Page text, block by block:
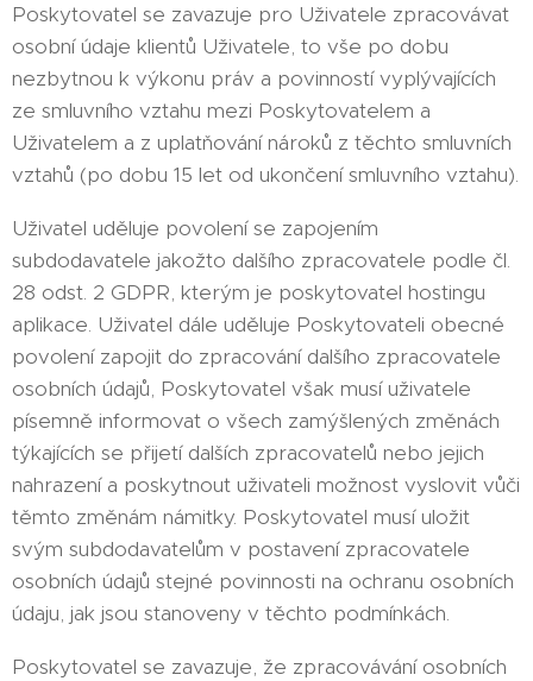
Poskytovatel se zavazuje pro Uživatele zpracovávat
osobní údaje klientů Uživatele, to vše po dobu
nezbytnou k výkonu práv a povinností vyplývajících
ze smluvního vztahu mezi Poskytovatelem a
Uživatelem a z uplatňování nároků z těchto smluvních
vztahů (po dobu 15 let od ukončení smluvního vztahu).
Uživatel uděluje povolení se zapojením
subdodavatele jakožto dalšího zpracovatele podle čl.
28 odst. 2 GDPR, kterým je poskytovatel hostingu
aplikace. Uživatel dále uděluje Poskytovateli obecné
povolení zapojit do zpracování dalšího zpracovatele
osobních údajů, Poskytovatel však musí uživatele
písemně informovat o všech zamýšlených změnách
týkajících se přijetí dalších zpracovatelů nebo jejich
nahrazení a poskytnout uživateli možnost vyslovit vůči
těmto změnám námitky. Poskytovatel musí uložit
svým subdodavatelům v postavení zpracovatele
osobních údajů stejné povinnosti na ochranu osobních
údaju, jak jsou stanoveny v těchto podmínkách.
Poskytovatel se zavazuje, že zpracovávání osobních